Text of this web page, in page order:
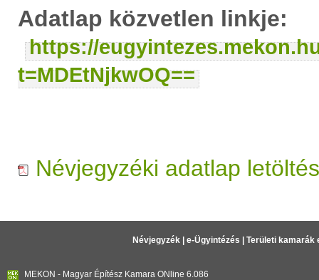
Adatlap közvetlen linkje:
https://
t=MDEtNjkwOQ==
Névjegyzéki adatlap
Névjegyzék| e-Ügyintézés Területi kamarák
MEKON - Magyar Építész Kamara ONline 6.086